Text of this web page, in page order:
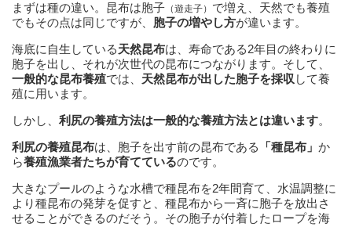
まずは種の違い。昆布は胞子 （遊走子） で増え、天然でも養殖
でもその点は同じですが、 胞子の増やし方が違います。
海底に自生している天然昆布は、寿命である2年目の終わりに
胞子を出し、それが次世代の昆布につながります。そして、
一般的な昆布養殖では、 天然昆布が出した胞子を採収 して養
殖に用います。
しかし、 利尻の養殖方法は一般的な養殖方法とは違います。
利尻の養殖昆布は、胞子を出す前の昆布である 「種昆布」 か
ら養殖漁業者たちが育てているのです。
大きなプールのような水槽で種昆布を2年間育て、水温調整に
より種昆布の発芽を促すと、種昆布から一斉に胞子を放出さ
せることができるのだそう。その胞子が付着したロープを海